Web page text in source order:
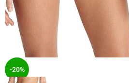
-20%